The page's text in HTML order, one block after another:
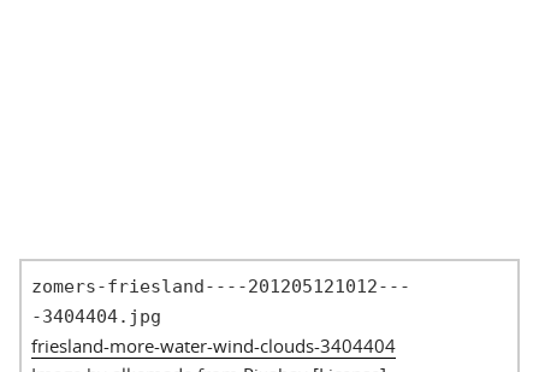
zomers-friesland----201205121012---
-3404404.jpg
friesland-more-water-wind-clouds-3404404